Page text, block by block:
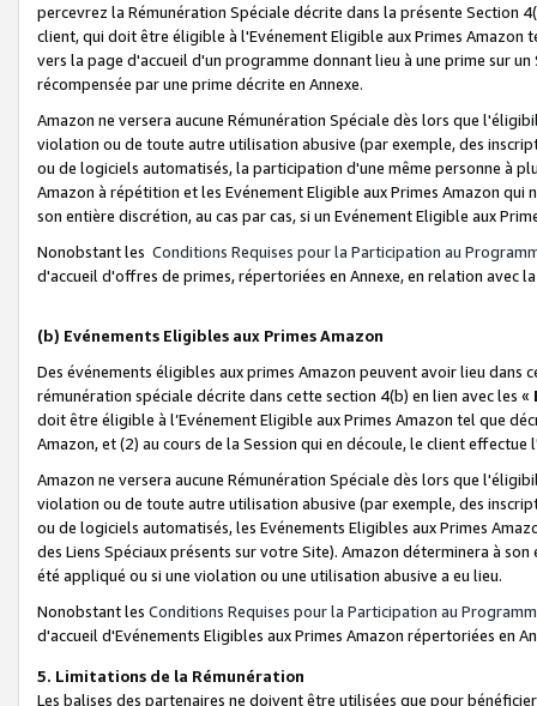
percevrez la Rémunération Spéciale décrite dans la présente Section
client, qui doit être éligible à l'Evénement Eligible aux Primes Amazon
vers la page d'accueil d'un programme donnant lieu à une prime sur
récompensée par une prime décrite en Annexe.
Amazon ne versera aucune Rémunération Spéciale dès lors que
violation ou de toute autre utilisation abusive (par exemple, des
ou de logiciels automatisés, la participation d'une même personne à
Amazon à répétition et les Evénement Eligible aux Primes Amazon qui
son entière discrétion, au cas par cas, si un Evénement Eligible aux
Nonobstant les Conditions Requises pour la Participation au
d'accueil d'offres de primes, répertoriées en Annexe, en relation avec
(b) Evénements Eligibles aux Primes Amazon
Des événements éligibles aux primes Amazon peuvent avoir lieu dans
rémunération spéciale décrite dans cette section 4(b) en lien avec les «
doit être éligible à l’Evénement Eligible aux Primes Amazon tel que
Amazon, et (2) au cours de la Session qui en découle, le client
Amazon ne versera aucune Rémunération Spéciale dès lors que
violation ou de toute autre utilisation abusive (par exemple, des
ou de logiciels automatisés, les Evénements Eligibles aux Primes
des Liens Spéciaux présents sur votre Site). Amazon déterminera à
été appliqué ou si une violation ou une utilisation abusive a eu lieu.
Nonobstant les Conditions Requises pour la Participation au
d'accueil d'Evénements Eligibles aux Primes Amazon répertoriées en
5. Limitations de la Rémunération
Les balises des partenaires ne doivent être utilisées que pour